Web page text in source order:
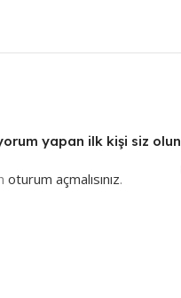
yapan ilk kişi siz olun
oturum açmalısınız.